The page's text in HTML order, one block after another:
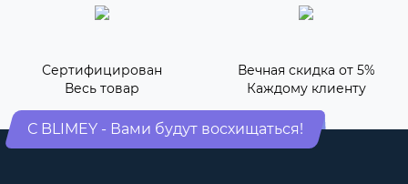
Сертифицирован
Весь товар
Вечная скидка от 5%
Каждому клиенту
С BLIMEY - Вами будут восхищаться!